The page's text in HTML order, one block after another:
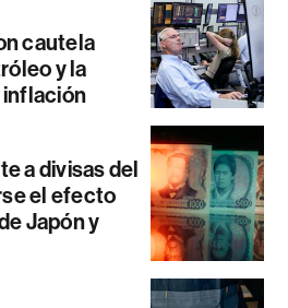
cautela
y la
inflación
a divisas del
el efecto
Japón y